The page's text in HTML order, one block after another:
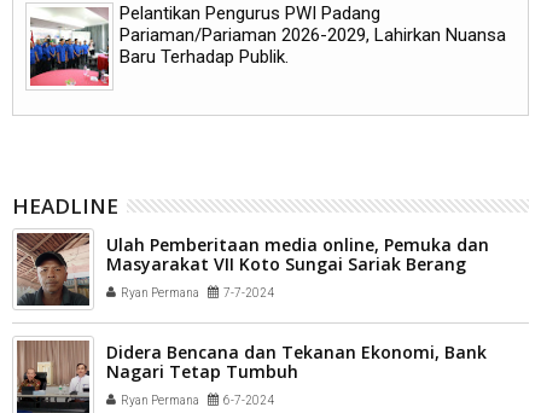
Pelantikan Pengurus PWI Padang
Pariaman/Pariaman 2026-2029, Lahirkan Nuansa
Baru Terhadap Publik.
HEADLINE
Ulah Pemberitaan media online, Pemuka dan
Masyarakat VII Koto Sungai Sariak Berang
Ryan Permana 7-7-2024
Didera Bencana dan Tekanan Ekonomi, Bank
Nagari Tetap Tumbuh
Ryan Permana 6-7-2024